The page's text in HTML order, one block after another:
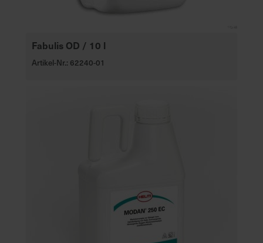
Fabulis OD / 10 l
Artikel-Nr.: 62240-01